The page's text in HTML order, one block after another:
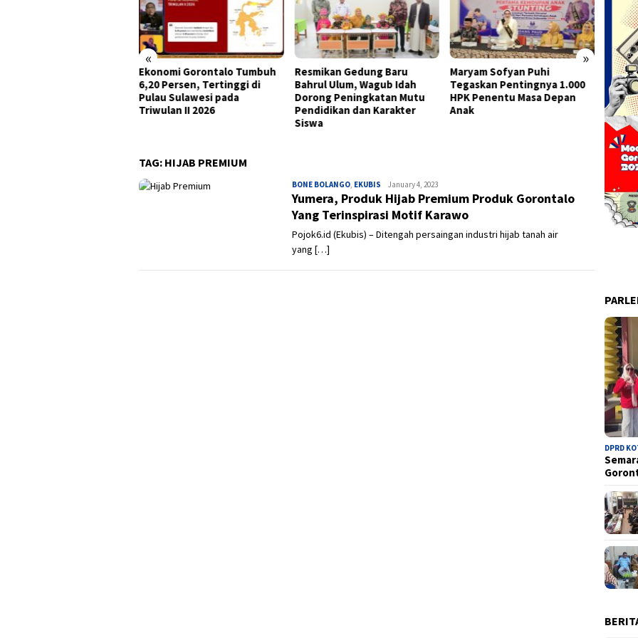
« »
Resmikan Gedung Baru
Bahrul Ulum, Wagub Idah
Dorong Peningkatan Mutu
Pendidikan dan Karakter
Maryam Sofyan Puhi
Tegaskan Pentingnya 1.000
HPK Penentu Masa Depan
Anak
Tingkatkan Prestasi Santri,
Bupati Sofyan Resmikan
Gedung PHTC MTsS Bahrul
Ulum
Kota
dan
TAG: HIJAB PREMIUM
BONE BOLANGO EKUBIS Admin
January 4, 2023
Yumera, Produk Hijab Premium Produk Gorontalo
Yang Terinspirasi Motif Karawo
Pojok6.id (Ekubis) – Ditengah persaingan industri hijab tanah air
yang […]
DPRD